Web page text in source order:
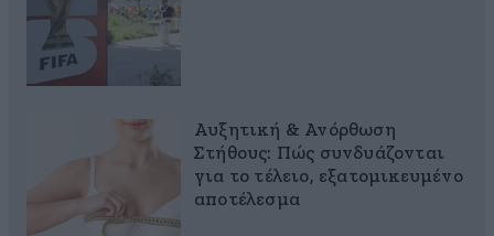
Αυξητική & Ανόρθωση
Στήθους: Πώς συνδυάζονται
για το τέλειο, εξατομικευμένο
αποτέλεσμα